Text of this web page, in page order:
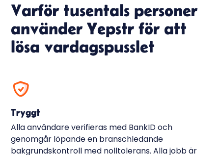
Varför tusentals personer
använder Yepstr för att
lösa vardagspusslet
Tryggt
Alla användare verifieras med BankID och
genomgår löpande en branschledande
bakgrundskontroll med nolltolerans. Alla jobb är